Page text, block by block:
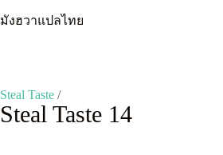
to
มังฮวาแปลไทย
Steal Taste /
Steal Taste 14